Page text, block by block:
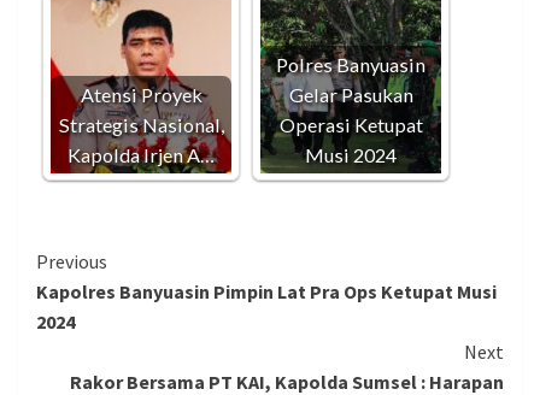
Atensi Proyek
Strategis Nasional,
Kapolda Irjen A…
Polres Banyuasin
Gelar Pasukan
Operasi Ketupat
Musi 2024
Continue
Reading
Previous
Kapolres Banyuasin Pimpin Lat Pra Ops Ketupat Musi
2024
Next
Rakor Bersama PT KAI, Kapolda Sumsel : Harapan